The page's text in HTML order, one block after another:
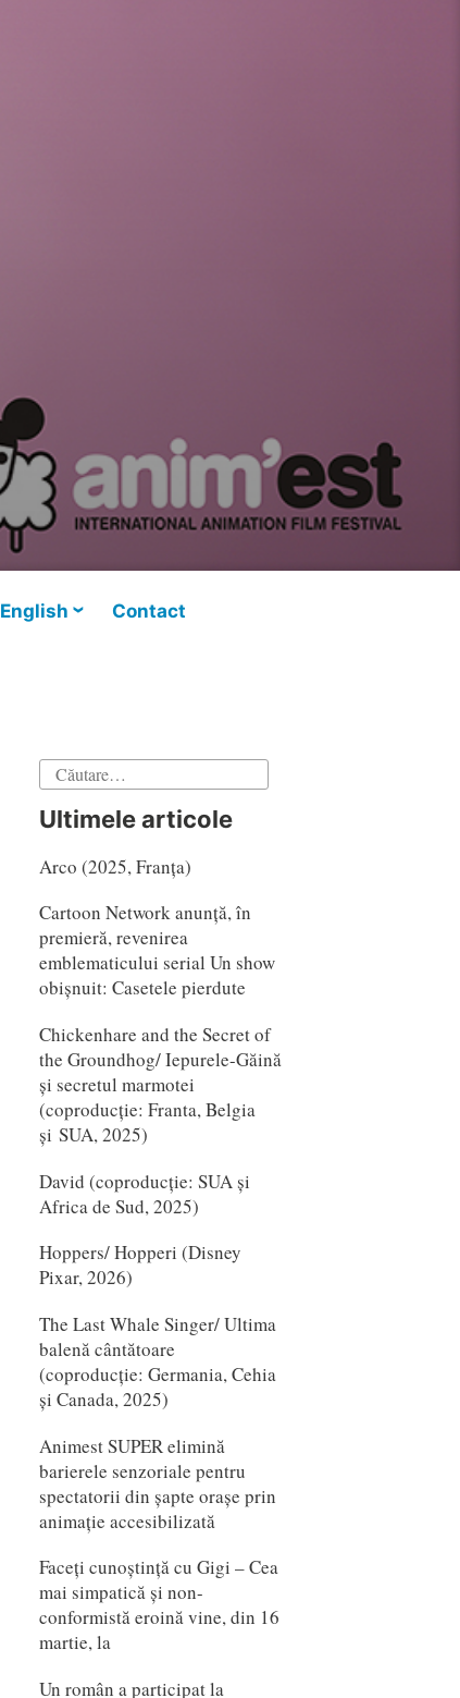
English Contact
Caută
Ultimele articole
Arco (2025, Franța)
Cartoon Network anunță, în
premieră, revenirea
emblematicului serial Un show
obișnuit: Casetele pierdute
Chickenhare and the Secret of
the Groundhog/ Iepurele-Găină
și secretul marmotei
(coproducție: Franta, Belgia
și SUA, 2025)
David (coproducție: SUA și
Africa de Sud, 2025)
Hoppers/ Hopperi (Disney
Pixar, 2026)
The Last Whale Singer/ Ultima
balenă cântătoare
(coproducție: Germania, Cehia
și Canada, 2025)
Animest SUPER elimină
barierele senzoriale pentru
spectatorii din șapte orașe prin
animație accesibilizată
Faceți cunoștință cu Gigi – Cea
mai simpatică și non-
conformistă eroină vine, din 16
martie, la
Un român a participat la